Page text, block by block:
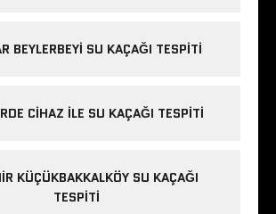
BEYLERBEYI SU KAÇAĞI TESPITI
CIHAZ ILE SU KAÇAĞI TESPITI
KÜÇÜKBAKKALKÖY SU KAÇAĞI
TESPITI